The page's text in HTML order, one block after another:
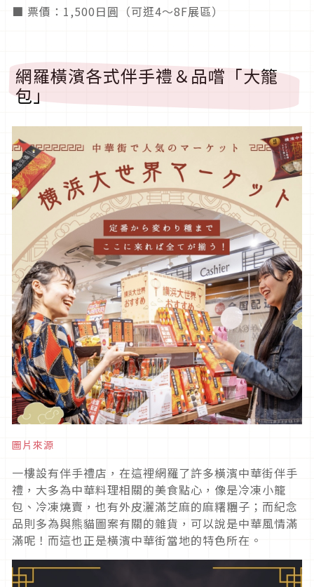
■ 票價：1,500日圓（可逛4～8F展區）
網羅橫濱各式伴手禮＆品嚐「大籠
包」
圖片來源
一樓設有伴手禮店，在這裡網羅了許多橫濱中華街伴手
禮，大多為中華料理相關的美食點心，像是冷凍小籠
包、冷凍燒賣，也有外皮灑滿芝麻的麻糬糰子；而紀念
品則多為與熊貓圖案有關的雜貨，可以說是中華風情滿
滿呢！而這也正是橫濱中華街當地的特色所在。